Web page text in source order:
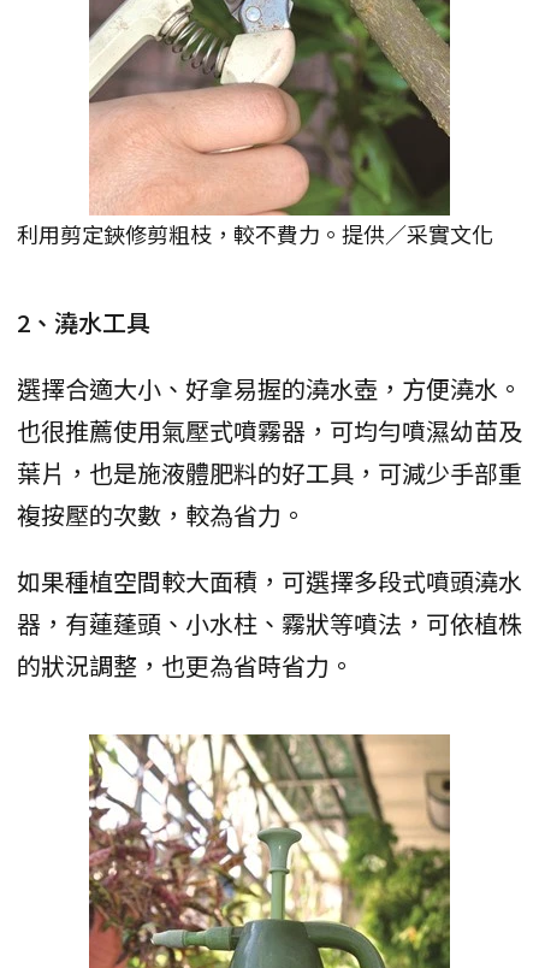
利用剪定鋏修剪粗枝，較不費力。提供／采實文化
2、澆水工具
選擇合適大小、好拿易握的澆水壺，方便澆水。
也很推薦使用氣壓式噴霧器，可均勻噴濕幼苗及
葉片，也是施液體肥料的好工具，可減少手部重
複按壓的次數，較為省力。
如果種植空間較大面積，可選擇多段式噴頭澆水
器，有蓮蓬頭、小水柱、霧狀等噴法，可依植株
的狀況調整，也更為省時省力。